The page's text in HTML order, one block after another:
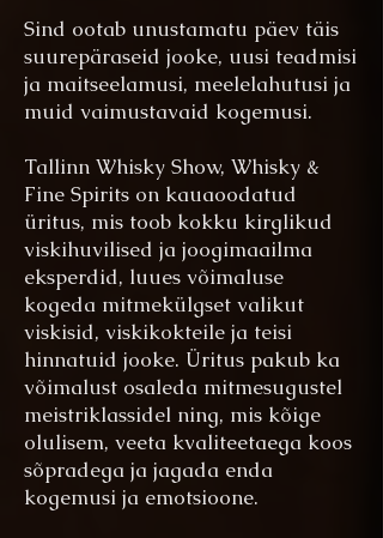
Sind ootab unustamatu päev täis
suurepäraseid jooke, uusi teadmisi
ja maitseelamusi, meelelahutusi ja
muid vaimustavaid kogemusi.
Tallinn Whisky Show, Whisky &
Fine Spirits on kauaoodatud
üritus, mis toob kokku kirglikud
viskihuvilised ja joogimaailma
eksperdid, luues võimaluse
kogeda mitmekülgset valikut
viskisid, viskikokteile ja teisi
hinnatuid jooke. Üritus pakub ka
võimalust osaleda mitmesugustel
meistriklassidel ning, mis kõige
olulisem, veeta kvaliteetaega koos
sõpradega ja jagada enda
kogemusi ja emotsioone.